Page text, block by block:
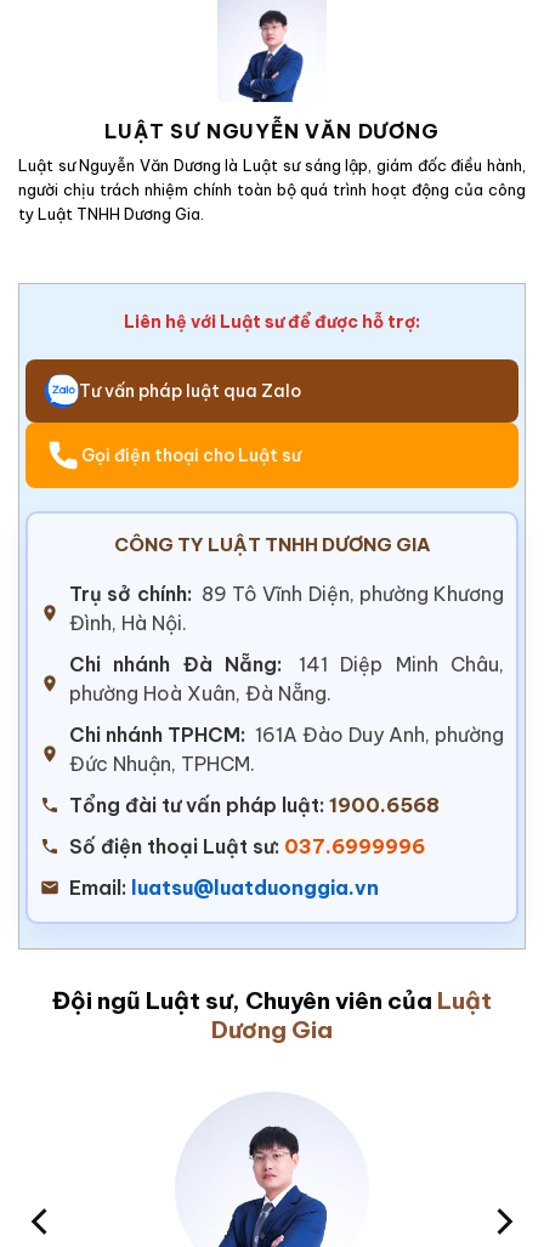
LUẬT SƯ NGUYỄN VĂN DƯƠNG
Luật sư Nguyễn Văn Dương là Luật sư sáng lập, giám đốc điều hành,
người chịu trách nhiệm chính toàn bộ quá trình hoạt động của công
ty Luật TNHH Dương Gia.
Liên hệ với Luật sư để được hỗ trợ:
Tư vấn pháp luật qua Zalo
Gọi điện thoại cho Luật sư
CÔNG TY LUẬT TNHH DƯƠNG GIA
Trụ sở chính: 89 Tô Vĩnh Diện, phường Khương
Đình, Hà Nội.
Chi nhánh Đà Nẵng:
141 Diệp Minh Châu,
phường Hoà Xuân, Đà Nẵng.
Chi nhánh TPHCM: 161A Đào Duy Anh, phường
Đức Nhuận, TPHCM.
Tổng đài tư vấn pháp luật: 1900.6568
Số điện thoại Luật sư: 037.6999996
Email: luatsu@luatduonggia.vn
Đội ngũ Luật sư, Chuyên viên của Luật
Dương Gia